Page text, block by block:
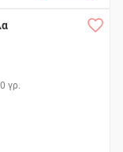
γρ.